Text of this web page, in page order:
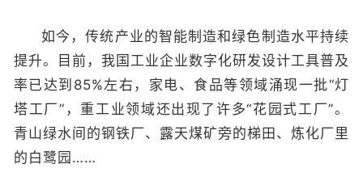
如今，传统产业的智能制造和绿色制造水平持续
提升。目前，我国工业企业数字化研发设计工具普及
率已达到85%左右，家电、食品等领域涌现一批“灯
塔工厂”，重工业领域还出现了许多“花园式工厂”。
青山绿水间的钢铁厂、露天煤矿旁的梯田、炼化厂里
的白鹭园……